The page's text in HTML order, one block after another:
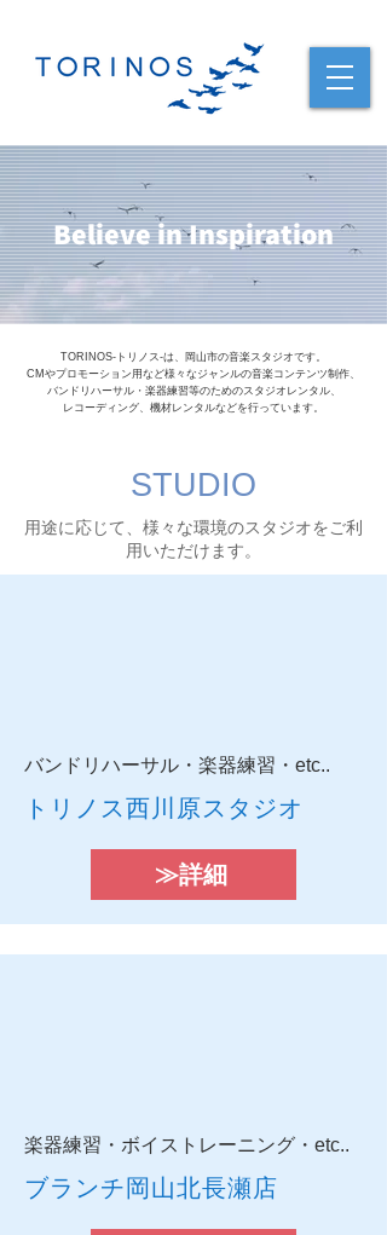
Believe in Inspiration
TORINOS-トリノス-は、岡山市の音楽スタジオです。
CMやプロモーション用など様々なジャンルの音楽コンテンツ制作、
バンドリハーサル・楽器練習等のためのスタジオレンタル、
レコーディング、機材レンタルなどを行っています。
STUDIO
用途に応じて、様々な環境のスタジオをご利
用いただけます。
​バンドリハーサル・楽器練習・etc..
トリノス西川原スタジオ
≫詳細
楽器練習・ボイストレーニング・etc..
​ブランチ岡山北長瀬店